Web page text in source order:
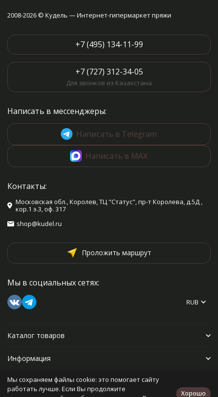
2008-2026 © Кудель — Интернет-гипермаркет пряжи
+7 (495) 134-11-99
+7 (727) 312-34-05
Для звонков из Казахстана
Написать в мессенджеры:
Написать в Telegram
Написать в MAX
Контакты:
Московская обл., Королев, ТЦ "Статус", пр-т Королева, д.5Д ,
кор.1 э.3, оф. 317
shop@kudel.ru
Проложить маршрут
Мы в социальных сетях:
RUB
Каталог товаров
Информация
Прочее
Мы сохраняем файлы cookie: это помогает сайту
работать лучше. Если Вы продолжите
Хорошо